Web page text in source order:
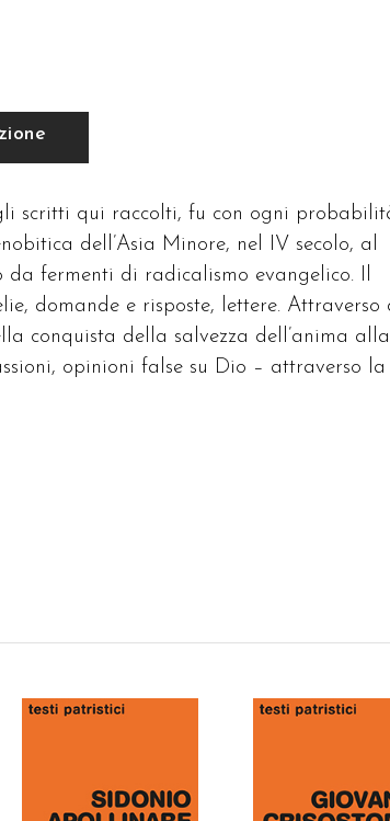
scritti qui raccolti, fu con ogni
dell’Asia Minore, nel IV secolo, al
da fermenti di radicalismo evangelico. Il
domande e risposte, lettere. Attraverso
conquista della salvezza dell’anima alla
opinioni false su Dio – attraverso la
AGGIUNGI AL AGGIUNGI AL